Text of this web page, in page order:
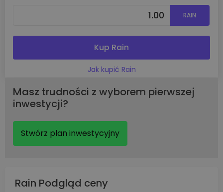
RAIN
Kup Rain
Jak kupić Rain
Masz trudności z wyborem pierwszej
inwestycji?
Stwórz plan inwestycyjny
Rain Podgląd ceny